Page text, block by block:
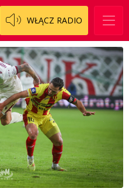
WŁĄCZ RADIO